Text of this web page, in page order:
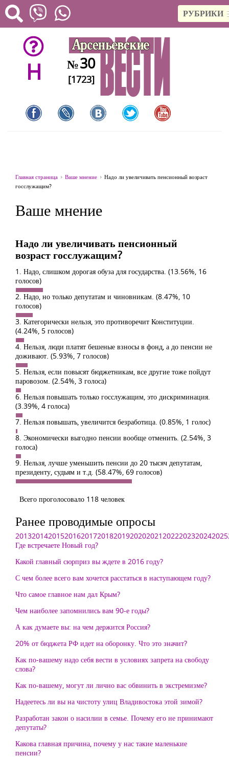
РУБРИКИ
H №30
[1723]
Главная страница Ваше мнение
Надо ли увеличивать пенсионный возраст
госслужащим?
Ваше мнение
Надо ли увеличивать пенсионный
возраст госслужащим?
1. Надо, слишком дорогая обуза для государства. (13.56%, 16
голосов)
2. Надо, но только депутатам и чиновникам. (8.47%, 10
голосов)
3. Категорически нельзя, это противоречит Конституции.
(4.24%, 5 голосов)
4. Нельзя, люди платят бешеные взносы в фонд, а до пенсии не
доживают. (5.93%, 7 голосов)
5. Нельзя, если повысят бюджетникам, все другие тоже пойдут
паровозом. (2.54%, 3 голоса)
6. Нельзя повышать только госслужащим, это дискриминация.
(3.39%, 4 голоса)
7. Нельзя повышать, увеличится безработица. (0.85%, 1 голос)
8. Экономически выгодно пенсии вообще отменить. (2.54%, 3
голоса)
9. Нельзя, лучше уменьшить пенсии до 20 тысяч депутатам,
президенту, судьям и т.д. (58.47%, 69 голосов)
Всего проголосовало 118 человек
Ранее проводимые опросы
2013201420152016201720182019202020212022202320242025
Где встречаете Новый год?
Какой главный сюрприз вы ждете в 2016 году?
С чем более всего вам хочется расстаться в наступающем году?
Что самое главное нам дал Крым?
Чем наиболее запомнились вам 90-е годы?
А как думаете вы: на чем держится Россия?
20% от бюджета РФ идет на оборонку. Что это значит?
Как по-вашему надо себя вести в условиях запрета на свободу
слова?
Как по-вашему, могут ли лично вас обвинить в экстремизме?
Надеетесь ли вы на чистоту улиц Владивостока этой зимой?
Разработан закон о насилии в семье. Почему его не принимают
депутаты?
Какова главная причина, почему у нас такие маленькие
пенсии?